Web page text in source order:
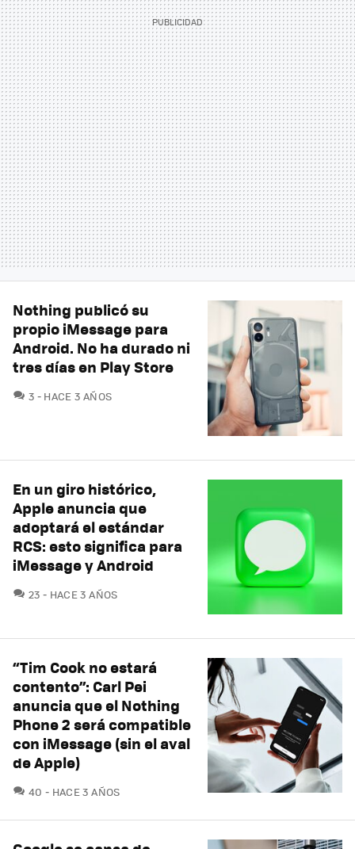
Nothing publicó su
propio iMessage para
Android. No ha durado ni
tres días en Play Store
3 COMENTARIOS
HACE 3 AÑOS
En un giro histórico,
Apple anuncia que
adoptará el estándar
RCS: esto significa para
iMessage y Android
23 COMENTARIOS
HACE 3 AÑOS
“Tim Cook no estará
contento”: Carl Pei
anuncia que el Nothing
Phone 2 será compatible
con iMessage (sin el aval
de Apple)
40 COMENTARIOS
HACE 3 AÑOS